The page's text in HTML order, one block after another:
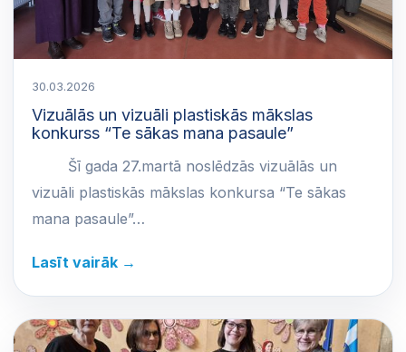
30.03.2026
Vizuālās un vizuāli plastiskās mākslas
konkurss “Te sākas mana pasaule”
Šī gada 27.martā noslēdzās vizuālās un
vizuāli plastiskās mākslas konkursa “Te sākas
mana pasaule”…
Lasīt vairāk →